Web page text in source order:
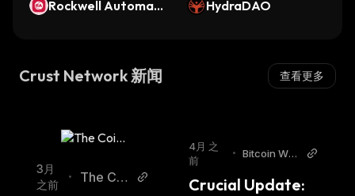
Rockwell Automati
HydraDAO
Crust Network 新闻 查看更多
3月
之前
•
The Coi
4月 之
前
•
Bitcoin Worl
Crucial Update: